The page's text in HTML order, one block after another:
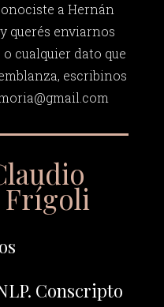
a Hernán
querés enviarnos
cualquier dato que
escribinos
Frígoli
Conscripto